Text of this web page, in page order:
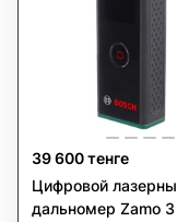
39 600 тенге
Цифровой
дальномер Zamo